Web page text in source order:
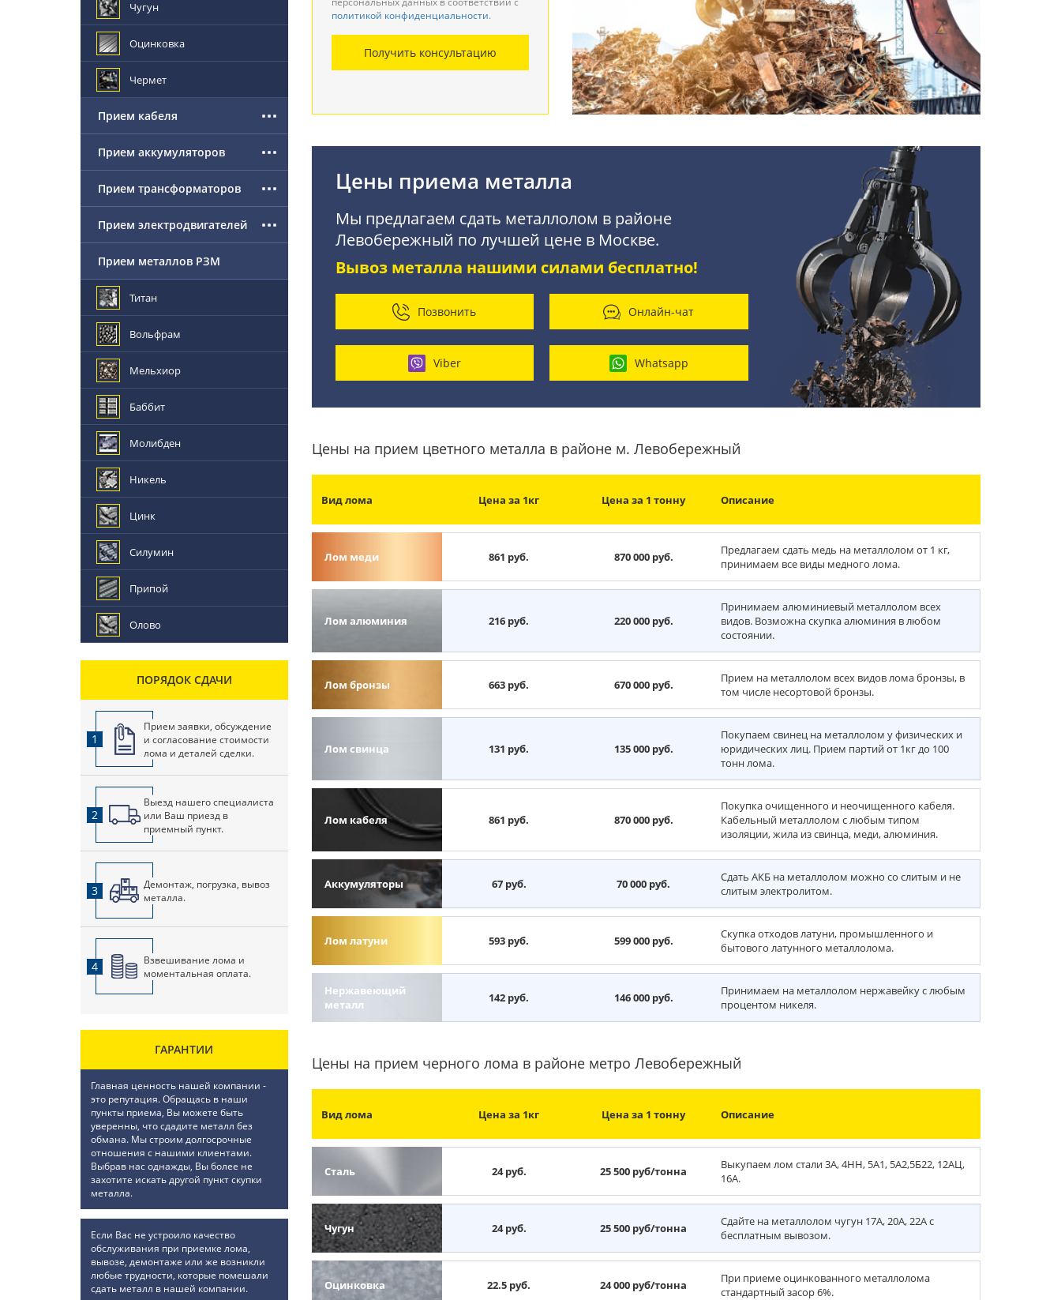
Демонтаж металлоконструкций
Покупка АКБ
политикой конфиденциальности.
Получить консультацию
Цены приема металла
Мы предлагаем сдать металлолом в районе
Левобережный по лучшей цене в Москве.
Вывоз металла нашими силами бесплатно!
Позвонить Онлайн-чат
Viber Whatsapp
Цены на прием цветного металла в районе м. Левобережный
Вид лома Цена за 1кг Цена за 1 тонну Описание
Лом меди 861 руб. 870 000 руб.
Предлагаем сдать медь на металлолом от 1 кг,
принимаем все виды медного лома.
Лом алюминия 216 руб. 220 000 руб.
Принимаем алюминиевый металлолом всех
видов. Возможна скупка алюминия в любом
состоянии.
Лом бронзы 663 руб. 670 000 руб.
Прием на металлолом всех видов лома бронзы, в
том числе несортовой бронзы.
Лом свинца 131 руб. 135 000 руб.
Покупаем свинец на металлолом у физических и
юридических лиц. Прием партий от 1кг до 100
тонн лома.
Лом кабеля 861 руб. 870 000 руб.
Покупка очищенного и неочищенного кабеля.
Кабельный металлолом с любым типом
изоляции, жила из свинца, меди, алюминия.
Аккумуляторы 67 руб. 70 000 руб.
Сдать АКБ на металлолом можно со слитым и не
слитым электролитом.
Лом латуни 593 руб. 599 000 руб.
Скупка отходов латуни, промышленного и
бытового латунного металлолома.
Нержавеющий
металл
142 руб. 146 000 руб.
Принимаем на металлолом нержавейку с любым
процентом никеля.
Цены на прием черного лома в районе метро Левобережный
Вид лома Цена за 1кг Цена за 1 тонну Описание
Сталь 24 руб. 25 500 руб/тонна
Выкупаем лом стали 3А, 4НН, 5А1, 5А2,5Б22, 12АЦ,
16А.
Чугун 24 руб. 25 500 руб/тонна
Сдайте на металлолом чугун 17А, 20А, 22А с
бесплатным вывозом.
Оцинковка 22.5 руб. 24 000 руб/тонна
При приеме оцинкованного металлолома
стандартный засор 6%.
Чугун
Оцинковка
Чермет
Прием кабеля
Прием аккумуляторов
Прием трансформаторов
Прием электродвигателей
Прием металлов РЗМ
Титан
Вольфрам
Мельхиор
Баббит
Молибден
Никель
Цинк
Силумин
Припой
Олово
ПОРЯДОК СДАЧИ
1
Прием заявки, обсуждение
и согласование стоимости
лома и деталей сделки.
2
Выезд нашего специалиста
или Ваш приезд в
приемный пункт.
3
Демонтаж, погрузка, вывоз
металла.
4
Взвешивание лома и
моментальная оплата.
ГАРАНТИИ
Главная ценность нашей компании -
это репутация. Обращась в наши
пункты приема, Вы можете быть
уверенны, что сдадите металл без
обмана. Мы строим долгосрочные
отношения с нашими клиентами.
Выбрав нас однажды, Вы более не
захотите искать другой пункт скупки
металла.
Если Вас не устроило качество
обслуживания при приемке лома,
вывозе, демонтаже или же возникли
любые трудности, которые помешали
сдать металл в нашей компании.